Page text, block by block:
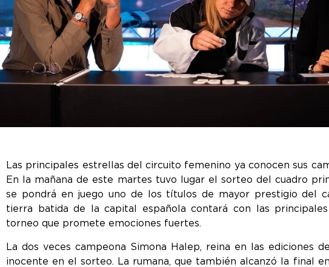
Las principales estrellas del circuito femenino ya conocen sus
En la mañana de este martes tuvo lugar el sorteo del cuadro
se pondrá en juego uno de los títulos de mayor prestigio del
tierra batida de la capital española contará con las
torneo que promete emociones fuertes.
La dos veces campeona Simona Halep, reina en las ediciones
inocente en el sorteo. La rumana, que también alcanzó la final